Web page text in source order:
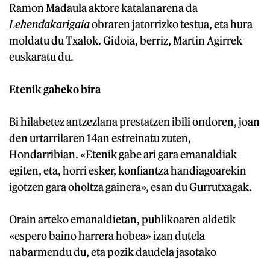
Ramon Madaula aktore katalanarena da
Lehendakarigaiaobraren jatorrizko testua, eta hura
moldatu du Txalok. Gidoia, berriz, Martin Agirrek
euskaratu du.
Etenik gabeko bira
Bi hilabetez antzezlana prestatzen ibili ondoren, joan
den urtarrilaren 14an estreinatu zuten,
Hondarribian. «Etenik gabe ari gara emanaldiak
egiten, eta, horri esker, konfiantza handiagoarekin
igotzen gara oholtza gainera», esan du Gurrutxagak.
Orain arteko emanaldietan, publikoaren aldetik
«espero baino harrera hobea» izan dutela
nabarmendu du, eta pozik daudela jasotako